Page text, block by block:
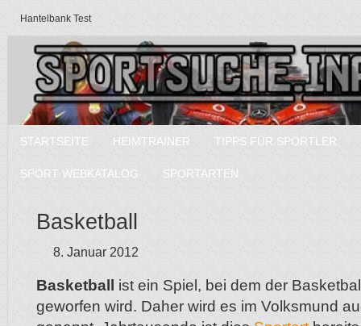
Hantelbank Test
STARTSEITE HEIMTRAINER TIPPS FÜR SPORTLER
SPORT WEBKATALOG SPORTARTEN
Basketball
8. Januar 2012
Basketball ist ein Spiel, bei dem der
geworfen wird. Daher wird es im Volksmund